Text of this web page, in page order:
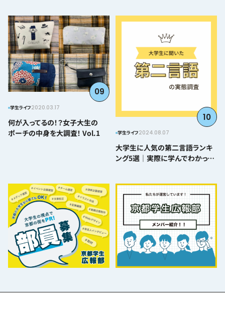
09
学生ライフ2020.03.17
何が入ってるの！？女子大生の
ポーチの中身を大調査！ Vol.1
10
学生ライフ2024.08.07
大学生に人気の第二言語ランキ
ング5選｜実際に学んでわかった